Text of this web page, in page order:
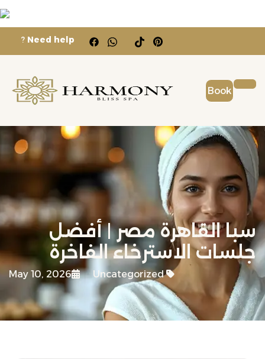
Need help
?
Book
سبا القاهرة مصر | أفضل
جلسات الاسترخاء الفاخرة
May 10, 2026 Uncategorized